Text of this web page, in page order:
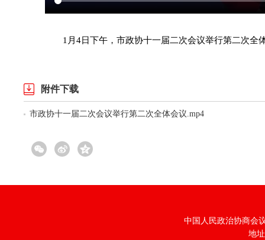
1月4日下午，市政协十一届二次会议举行第二次全
附件下载
市政协十一届二次会议举行第二次全体会议.mp4
中国人民政治协商会
地